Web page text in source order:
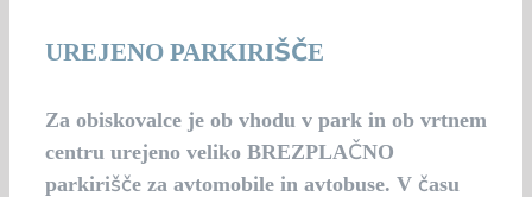
UREJENO PARKIRIŠČE
Za obiskovalce je ob vhodu v park in ob vrtnem
centru urejeno veliko BREZPLAČNO
parkirišče za avtomobile in avtobuse. V času